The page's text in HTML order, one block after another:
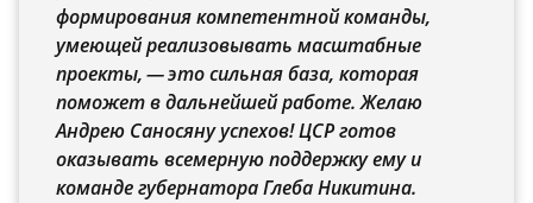
формирования компетентной команды,
умеющей реализовывать масштабные
проекты, — это сильная база, которая
поможет в дальнейшей работе. Желаю
Андрею Саносяну успехов! ЦСР готов
оказывать всемерную поддержку ему и
команде губернатора Глеба Никитина.